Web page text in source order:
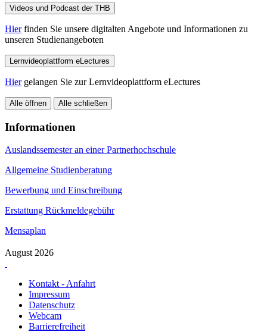
Videos und Podcast der THB
Hierfinden Sie unsere digitalten Angebote und Informationen zu
unseren Studienangeboten
Lernvideoplattform eLectures
Hiergelangen Sie zur Lernvideoplattform eLectures
Alle öffnen Alle schließen
Informationen
Auslandssemester an einer Partnerhochschule
Allgemeine Studienberatung
Bewerbung und Einschreibung
Erstattung Rückmeldegebühr
Mensaplan
August 2026
Kontakt - Anfahrt
Impressum
Datenschutz
Webcam
Barrierefreiheit